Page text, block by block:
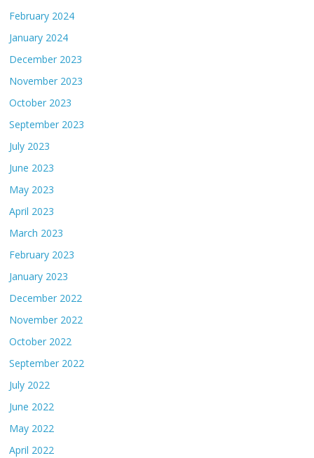
February 2024
January 2024
December 2023
November 2023
October 2023
September 2023
July 2023
June 2023
May 2023
April 2023
March 2023
February 2023
January 2023
December 2022
November 2022
October 2022
September 2022
July 2022
June 2022
May 2022
April 2022